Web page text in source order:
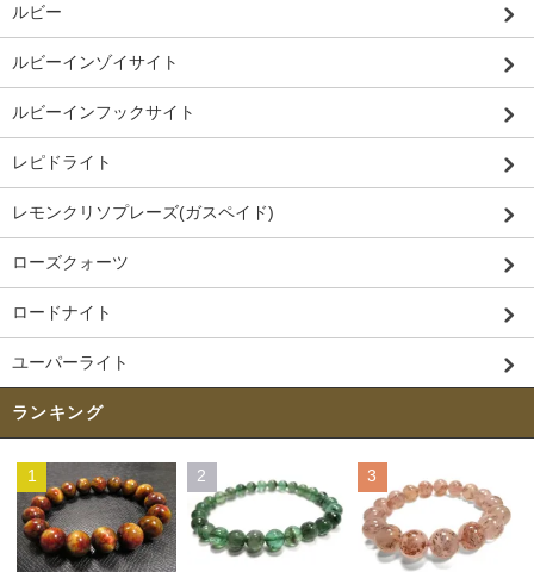
ルビー
ルビーインゾイサイト
ルビーインフックサイト
レピドライト
レモンクリソプレーズ(ガスペイド)
ローズクォーツ
ロードナイト
ユーパーライト
ランキング
1 2 3